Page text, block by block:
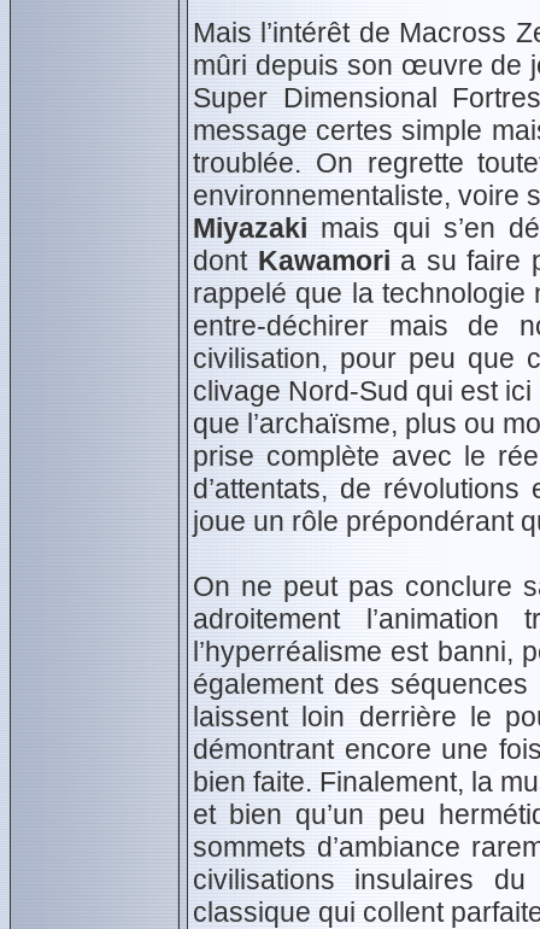
Mais l’intérêt de Macross
mûri depuis son œuvre de
Super Dimensional
message certes simple
troublée. On regrette
environnementaliste, voire
Miyazaki mais qui s’en
dont Kawamori a su faire
rappelé que la technologie
entre-déchirer mais de
civilisation, pour peu que
clivage Nord-Sud qui est
que l’archaïsme, plus ou
prise complète avec le
d’attentats, de
joue un rôle prépondérant
On ne peut pas conclure
adroitement
l’hyperréalisme est banni,
également des
laissent loin derrière le
démontrant encore une
bien faite. Finalement, la
et bien qu’un peu
sommets d’ambiance
civilisations insulaires
classique qui collent